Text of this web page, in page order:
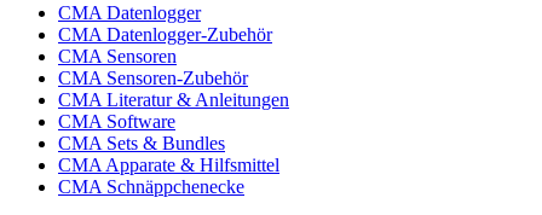
CMA Datenlogger
CMA Datenlogger-Zubehör
CMA Sensoren
CMA Sensoren-Zubehör
CMA Literatur & Anleitungen
CMA Software
CMA Sets & Bundles
CMA Apparate & Hilfsmittel
CMA Schnäppchenecke